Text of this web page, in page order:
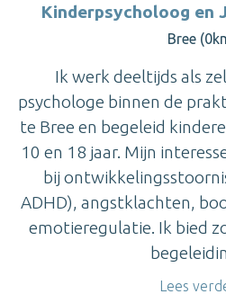
Kinderpsycholoog en
Bree
Ik werk deeltijds als
psychologe binnen de
te Bree en begeleid
10 en 18 jaar. Mijn
bij
ADHD), angstklachten,
emotieregulatie. Ik bied
Lees